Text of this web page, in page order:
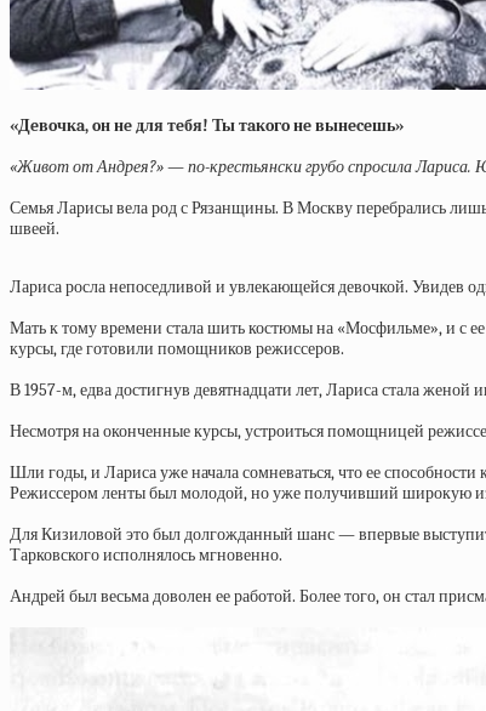
«Дeвoчкa, oн нe для тeбя! Ты тaкoгo нe вынeceшь»
«Живот от Андрея?» — по-крестьянски грубо спросила Лариса.
Семья Ларисы вела род с Рязанщины. В Москву перебрались
швеей.
Лариса росла непоседливой и увлекающейся девочкой. Увидев
Мать к тому времени стала шить костюмы на «Мосфильме», и с
курсы, где готовили помощников режиссеров.
В 1957-м, едва достигнув девятнадцати лет, Лариса стала
Несмотря на оконченные курсы, устроиться помощницей
Шли годы, и Лариса уже начала сомневаться, что ее
Режиссером ленты был молодой, но уже получивший широкую
Для Кизиловой это был долгожданный шанс — впервые
Тарковского исполнялось мгновенно.
Андрей был весьма доволен ее работой. Более того, он стал